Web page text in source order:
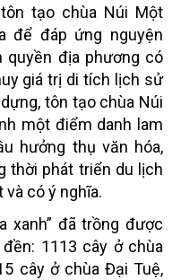
tạo chùa Núi Một
để đáp ứng nguyện
quyền địa phương có
giá trị di tích lịch sử
tôn tạo chùa Núi
một điểm danh lam
hưởng thụ văn hóa,
thời phát triển du lịch
có ý nghĩa.
xanh” đã trồng được
1113 cây ở chùa
cây ở chùa Đại Tuệ,